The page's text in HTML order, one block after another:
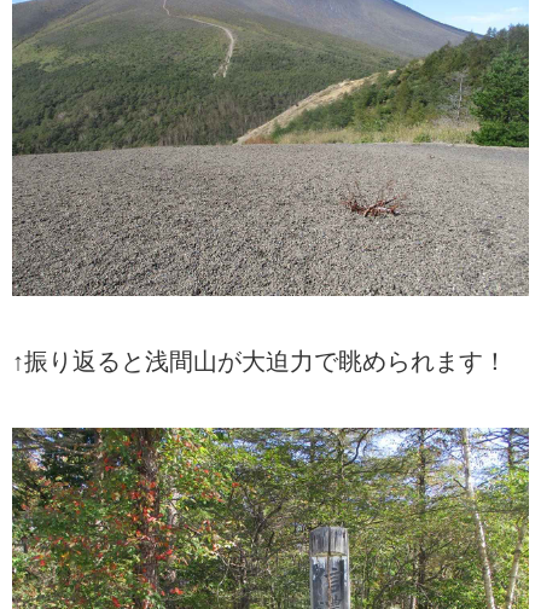
↑振り返ると浅間山が大迫力で眺められます！